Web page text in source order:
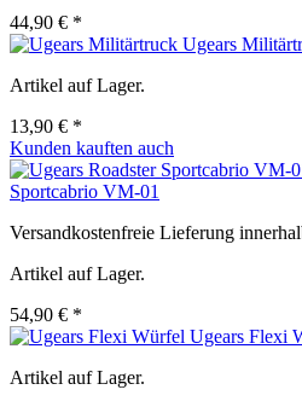
44,90 € *
Ugears
Artikel auf Lager.
13,90 € *
Kunden kauften auch
Sportcabrio VM-01
Versandkostenfreie Lieferung
Artikel auf Lager.
54,90 € *
Ugears Flexi
Artikel auf Lager.